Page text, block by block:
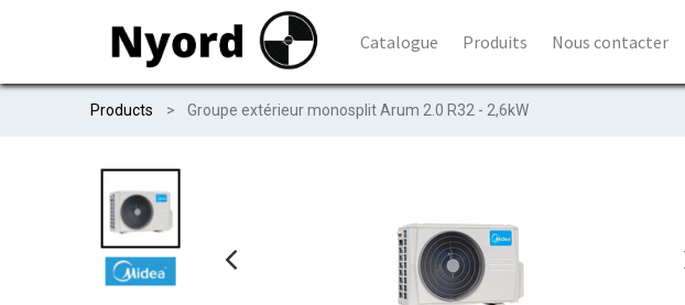
Catalogue Produits Nous contacter
Products Groupe extérieur monosplit Arum 2.0 R32 - 2,6kW